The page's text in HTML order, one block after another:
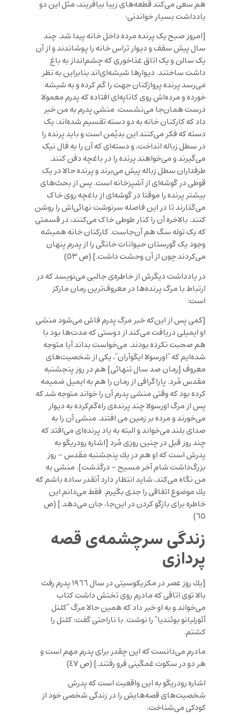
هم سعی می‌کند قطعه‌های زیبا بیافریند، مثل این دو
یادداشت بسیار خواندنی:
[امروز صبح یک پرنده مرده داخل خانه پیدا شد. چند
سال پیش سقف و دیوار تراس خانه را پوشاندند و از آن
یک سالن و یک اتاق غذاخوری که چشمانداز به باغ
داشت ساختند. دیوارها شیشهایاند بنابراین به نظر
میرسد پرنده پروازکنان جهت را گم کرده و به شیشه
خورده و مردهاش روی کاناپهای افتاده که پدرم معمولا
درست همانجا مینشست. منشیِ پدرم به من خبر
داد که کارکنان خانه به دو دسته تقسیم شدهاند: یک
دسته که فکر میکنند این بدیُمن است و باید پرنده را
در سطل زباله انداخت، و دستهای که آن را به فال نیک
میگیرند و میخواهند پرنده را در باغچه دفن کنند.
طرفداران سطل زباله پیش میبرند و پرنده حالا در یک
قوطی در گوشهای از آشپزخانه است. پس از بحثهای
بیشتر پرنده را موقتا در گوشهای از باغچه روی خاک
میگذارند تا در این فاصله سرنوشت نهائیاش را روشن
کنند. بالاخره آن را کنار طوطی خاک میکنند، در قسمتی
که یک توله سگ هم آنجاست. کارکنان خانه همیشه
وجود یک گورستان حیوانات خانگی را از پدرم پنهان
میکردند چون از آن وحشت داشت.] (ص ٥٣)
در يادداشت ديگرش از خاطره‌ى جالبى مى‌نويسد كه در
ارتباط با مرگ پرنده‌ها در معروف‌ترین رمان مارکز
است:
[كمى پس از اينكه خبر مرگ پدرم فاش مىشود منشى
او ايميلى دريافت مىكند از دوستى كه مدتها بود با
هم صحبت نكرده بودند. مىخواست بداند آيا متوجه
شدهايم كه “اورسولا ايگوآران”، يكى از شخصيتهاى
معروف [رمان صد سال تنهائى] هم در روز پنجشنبه
مقدس مُرد. پاراگرافى از رمان را هم به ايميل ضميمه
كرده بود كه وقتى منشى پدرم آن را خواند متوجه شد كه
پس از مرگ اورسولا چند پرندهى راهگمكرده به ديوار
مىخورند و مرده بر زمين مى افتند. منشى آن را به
صداى بلند مىخواند و البته به ياد پرندهاى مىافتد كه
چند روز قبل در چنين روزى مُرد [اشاره رودريگو به
پدرش است كه او هم در يك پنجشنبه مقدس – روز
بزرگ‌داشت شام آخر مسیح – درگذشت]. منشى به
من نگاه مىكند، شايد انتظار دارد آنقدر ساده باشم كه
يك موضوع اتفاقى را جدى بگيرم. فقط مىدانم اين
خاطره براى بازگو كردن در اينجا،جان مىدهد.] (ص
٦٥)
زندگى سرچشمه‌ى قصه
پردازى
[
يك روز عصر در مكزيكوسيتى در سال ١٩٦٦ پدرم رفت
بالا توى اتاقى كه مادرم روى تختش داشت كتاب
مىخواند و به او خبر داد كه همين حالا مرگ “كلنل
آئورليانو بوئنديا” را نوشت. با ناراحتى گفت: كلنل را
كشتم.
مادرم مىدانست كه اين چقدر براى پدرم مهم است و
هر دو در سكوت غمگينى فرو رفتند.] (ص ٤٧)
اشاره رودريگو به اين واقعيت است كه پدرش
شخصيت‌هاى قصه‌هايش را در زندگى شخصى خود از
كودكى مى‌شناخت.